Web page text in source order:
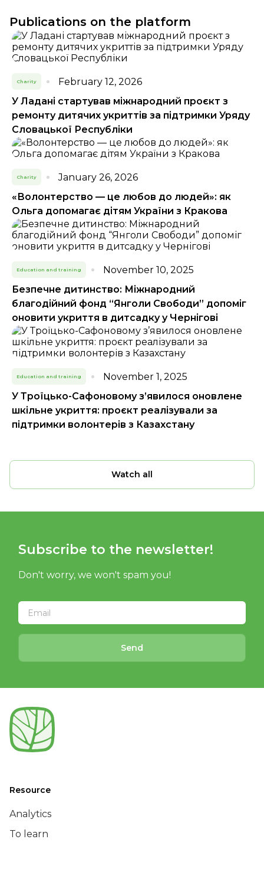
Publications on the platform
Charity
February 12, 2026
У Ладані стартував міжнародний проєкт з
ремонту дитячих укриттів за підтримки Уряду
Словацької Республіки
Charity
January 26, 2026
«Волонтерство — це любов до людей»: як
Ольга допомагає дітям України з Кракова
Education and training
November 10, 2025
Безпечне дитинство: Міжнародний
благодійний фонд “Янголи Свободи” допоміг
оновити укриття в дитсадку у Чернігові
Education and training
November 1, 2025
У Троїцько-Сафоновому з’явилося оновлене
шкільне укриття: проєкт реалізували за
підтримки волонтерів з Казахстану
Watch all
Subscribe to the newsletter!
Don't worry, we won't spam you!
Send
Resource
Analytics
To learn